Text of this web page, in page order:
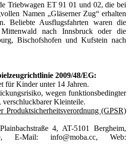
Triebwagen ET 91 01 und 02, die bei
Namen „Gläserner Zug“ erhalten
Beliebte Ausflugsfahrten waren die
nach Innsbruck oder die
Bischofshofen und Kufstein nach
2009/48/EG:
Kinder unter 14 Jahren.
wegen funktionsbedingter
verschluckbarer Kleinteile.
Produktsicherheitsverordnung (GPSR)
4, AT-5101 Bergheim,
E-Mail: info@moba.cc, Web: